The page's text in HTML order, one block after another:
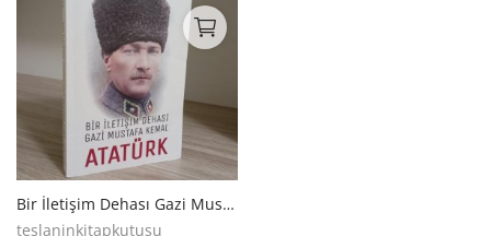
Bir İletişim Dehası Gazi Mustafa Kemal Atatürk
teslaninkitapkutusu